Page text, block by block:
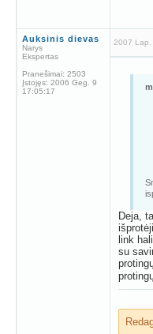
Auksinis dievas
Narys
Ekspertas
Pranešimai: 2503
Įstojęs: 2006 Geg. 9
17:05:17
2007
Deja,
link
su